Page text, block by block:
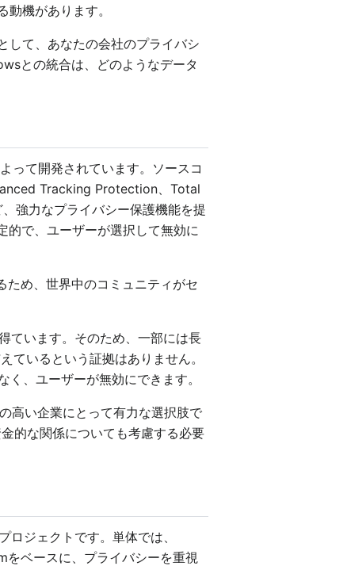
機があります。
して、あなたの会社のプライバシ
との統合は、どのようなデータ
って開発されています。ソースコ
Tracking Protection、Total
強力なプライバシー保護機能を提
的で、ユーザーが選択して無効に
め、世界中のコミュニティがセ
ています。そのため、一部には長
いるという証拠はありません。
、ユーザーが無効にできます。
高い企業にとって有力な選択肢で
的な関係についても考慮する必要
ジェクトです。単体では、
ベースに、プライバシーを重視